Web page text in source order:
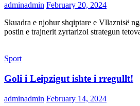
adminadmin February 20, 2024
Skuadra e njohur shqiptare e Vllaznisë
postin e trajnerit zyrtarizoi strategun
Sport
Goli i Leipzigut ishte i rregullt!
adminadmin February 14, 2024